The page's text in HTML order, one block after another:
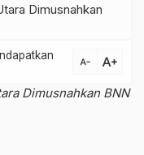
text_decrease text_increase
Dimusnahkan BNN